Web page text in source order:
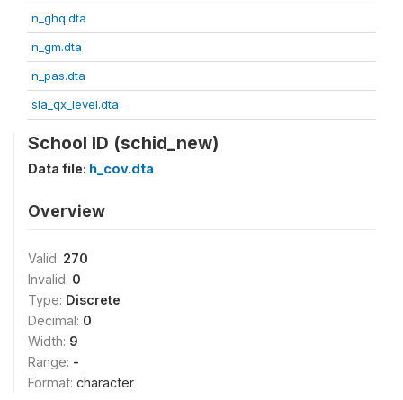
n_ghq.dta
n_gm.dta
n_pas.dta
sla_qx_level.dta
School ID (schid_new)
Data file: h_cov.dta
Overview
Valid: 270
Invalid: 0
Type: Discrete
Decimal: 0
Width: 9
Range: -
Format: character